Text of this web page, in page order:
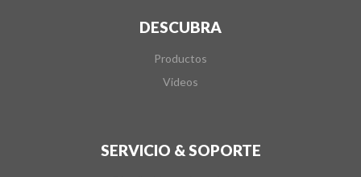
DESCUBRA
Productos
Videos
SERVICIO & SOPORTE